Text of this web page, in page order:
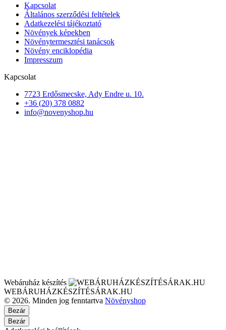
Kapcsolat
Általános szerződési feltételek
Adatkezelési tájékoztató
Növények képekben
Növénytermesztési tanácsok
Növény enciklopédia
Impresszum
Kapcsolat
7723 Erdősmecske, Ady Endre u. 10.
+36 (20) 378 0882
info@novenyshop.hu
Webáruház készítés
WEBÁRUHÁZKÉSZÍTÉSÁRAK.HU
© 2026. Minden jog fenntartva Növényshop
Bezár
Bezár